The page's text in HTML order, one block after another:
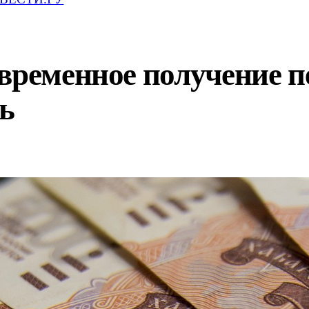
получение